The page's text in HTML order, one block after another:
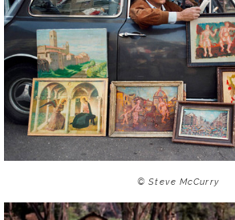
© Steve McCurry